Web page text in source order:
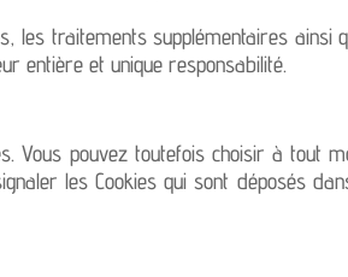
les traitements supplémentaires
entière et unique responsabilité.
Vous pouvez toutefois choisir à tout
les Cookies qui sont déposés